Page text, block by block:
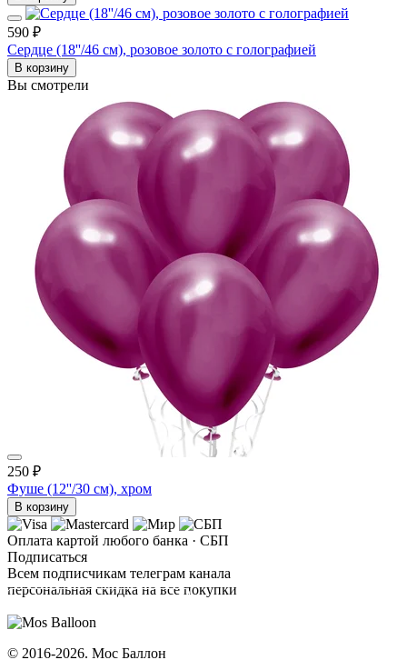
590 ₽
Сердце (18''/46 см), розовое золото с голографией
В корзину
Вы смотрели
250 ₽
Фуше (12''/30 см), хром
В корзину
Оплата картой любого банка · СБП
Подписаться
Всем подписчикам телеграм канала
персональная скидка на все покупки
© 2016-2026. Мос Баллон